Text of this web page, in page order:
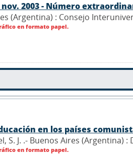
nov. 2003 - Número
(Argentina) : Consejo
en formato papel.
en los países
S. J. .- Buenos Aires (Argentina) :
en formato papel.